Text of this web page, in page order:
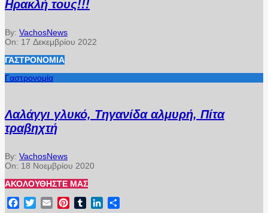
Ηρακλή τους!!!
By: VachosNews
On: 17 Δεκεμβρίου 2022
ΓΑΣΤΡΟΝΟΜΊΑ
Γαστρονομία
Λαλάγγι γλυκό, Τηγανίδα αλμυρή, Πίτα
τραβηχτή
By: VachosNews
On: 18 Νοεμβρίου 2020
ΑΚΟΛΟΥΘΉΣΤΕ ΜΑΣ
Facebook
TwitterEmail PinterestTumblrLinkedIn